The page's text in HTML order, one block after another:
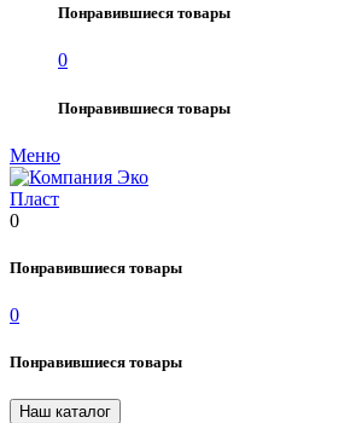
Понравившиеся товары
0
Понравившиеся товары
Меню
0
Понравившиеся товары
0
Понравившиеся товары
Наш каталог